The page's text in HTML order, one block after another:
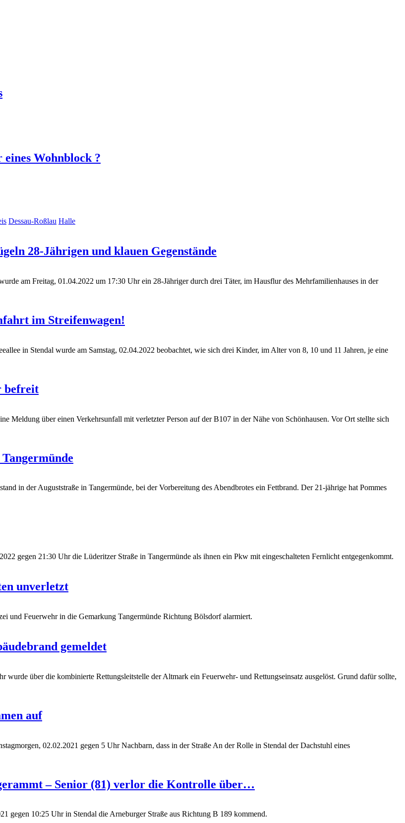
Wohnblock ?
Dessau-Roßlau Halle
28-Jährigen und klauen Gegenstände
am Freitag, 01.04.2022 um 17:30 Uhr ein 28-Jähriger durch drei Täter, im Hausflur des Mehrfamilienhauses in der
im Streifenwagen!
in Stendal wurde am Samstag, 02.04.2022 beobachtet, wie sich drei Kinder, im Alter von 8, 10 und 11 Jahren, je eine
befreit
Meldung über einen Verkehrsunfall mit verletzter Person auf der B107 in der Nähe von Schönhausen. Vor Ort stellte sich
in der Auguststraße in Tangermünde, bei der Vorbereitung des Abendbrotes ein Fettbrand. Der 21-jährige hat Pommes
gegen 21:30 Uhr die Lüderitzer Straße in Tangermünde als ihnen ein Pkw mit eingeschalteten Fernlicht entgegenkommt.
unverletzt
und Feuerwehr in die Gemarkung Tangermünde Richtung Bölsdorf alarmiert.
gemeldet
über die kombinierte Rettungsleitstelle der Altmark ein Feuerwehr- und Rettungseinsatz ausgelöst. Grund dafür sollte,
auf
02.02.2021 gegen 5 Uhr Nachbarn, dass in der Straße An der Rolle in Stendal der Dachstuhl eines
– Senior (81) verlor die Kontrolle über…
gegen 10:25 Uhr in Stendal die Arneburger Straße aus Richtung B 189 kommend.